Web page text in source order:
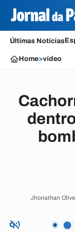
Últimas Notícias
Home>vídeo
Jhonathan